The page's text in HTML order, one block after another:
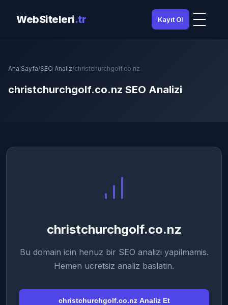
WebSiteleri.tr Kayıt Ol
Ana Sayfa/SEO Analiz/christchurchgolf.co.nz
christchurchgolf.co.nz SEO Analizi
christchurchgolf.co.nz
Bu domain icin henuz bir SEO analizi yapilmamis.
Hemen ucretsiz analiz baslatin.
christchurchgolf.co.nz Analiz Et